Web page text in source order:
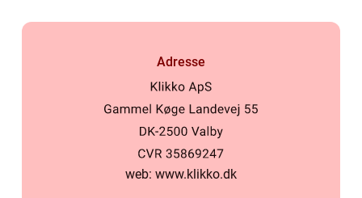
Adresse
web: www.klikko.dk